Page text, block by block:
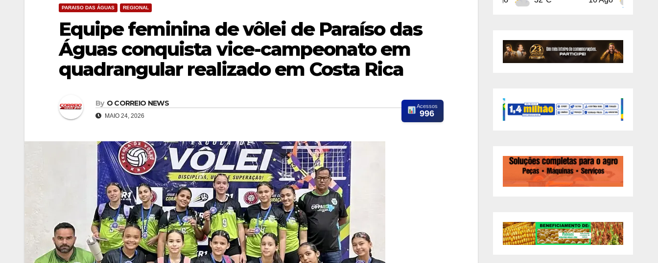
PARAISO DAS ÁGUAS REGIONAL
Equipe feminina de vôlei de Paraíso das
Águas conquista vice-campeonato em
quadrangular realizado em Costa Rica
By O CORREIO NEWS
MAIO 24, 2026
Acessos
996